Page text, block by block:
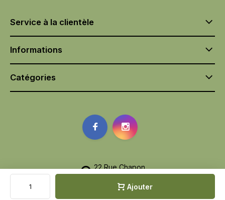
Ajouter
Service à la clientèle
Informations
Catégories
22 Rue Chapon
75003, Paris